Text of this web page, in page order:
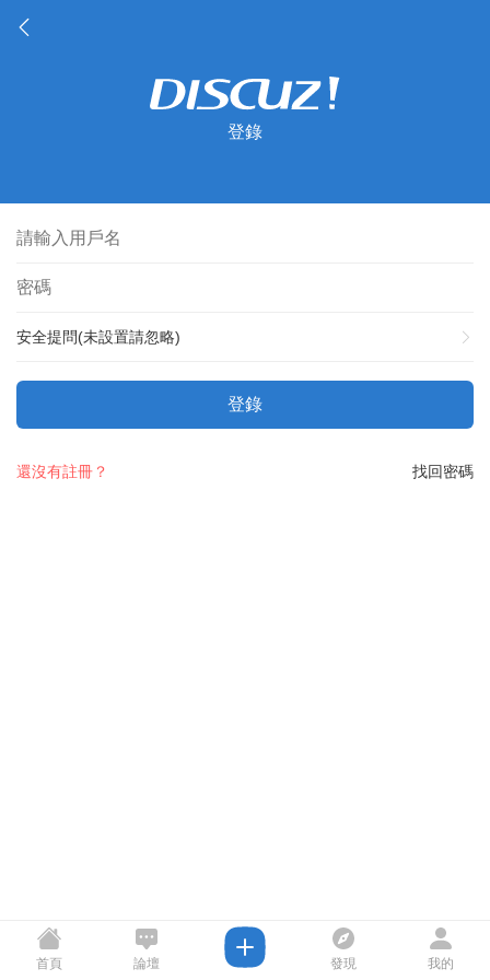
登錄
安全提問(未設置請忽略)
登錄
找回密碼
還沒有註冊？
首頁 論壇 發現 我的